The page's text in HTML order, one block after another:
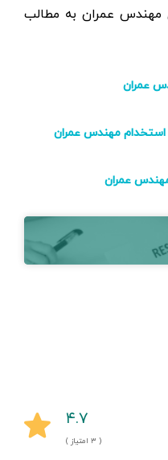
مهندس عمران به مطالب
عمران
مهندس عمران
عمران
۴.۷
( ۳ امتیاز )